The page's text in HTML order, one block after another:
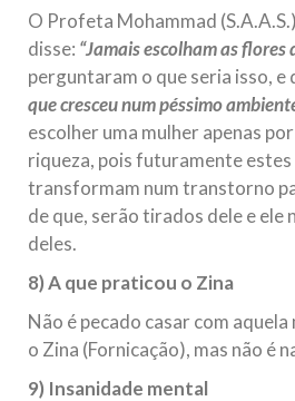
O Profeta Mohammad
disse: “Jamais escolham as flores
perguntaram o que seria isso, e
que cresceu num péssimo
escolher uma mulher apenas
riqueza, pois futuramente
transformam num transtorno
de que, serão tirados dele e
deles.
8) A que praticou o Zina
Não é pecado casar com
o Zina (Fornicação), mas não é
9) Insanidade mental